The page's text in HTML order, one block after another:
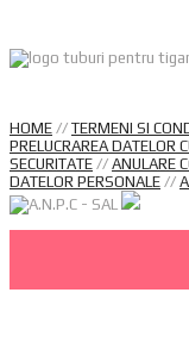
HOME // TERMENI SI
PRELUCRAREA DATELOR
SECURITATE // ANULARE
DATELOR PERSONALE //